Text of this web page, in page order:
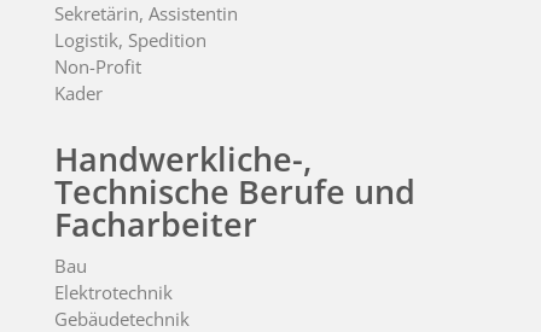
Sekretärin, Assistentin
Logistik, Spedition
Non-Profit
Kader
Handwerkliche-,
Technische Berufe und
Facharbeiter
Bau
Elektrotechnik
Gebäudetechnik